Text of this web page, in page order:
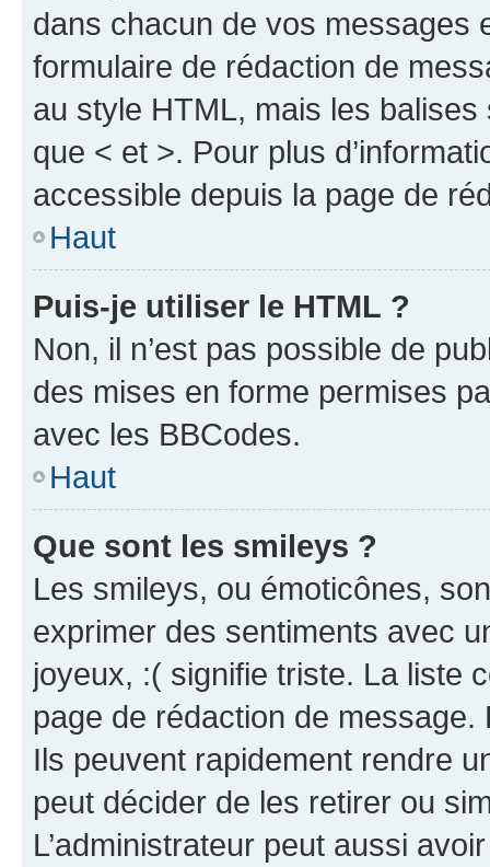
dans chacun de vos messages
formulaire de rédaction de
au style HTML, mais les
que < et >. Pour plus
accessible depuis la page de
Haut
Puis-je utiliser le HTML ?
Non, il n’est pas possible de
des mises en forme permises
avec les BBCodes.
Haut
Que sont les smileys ?
Les smileys, ou émoticônes,
exprimer des sentiments avec
joyeux, :( signifie triste. La liste
page de rédaction de
Ils peuvent rapidement rendre
peut décider de les retirer ou
L’administrateur peut aussi